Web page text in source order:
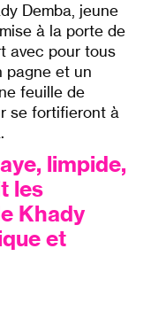
Demba, jeune
à la porte de
avec pour tous
pagne et un
feuille de
se fortifieront à
limpide,
les
Khady
et